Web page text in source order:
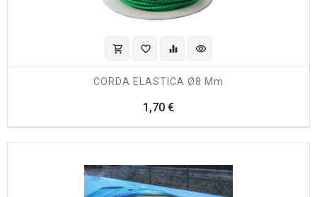
shopping_cart favorite_border equalizer visibility
CORDA ELASTICA Ø8 Mm
1,70 €Prezzo